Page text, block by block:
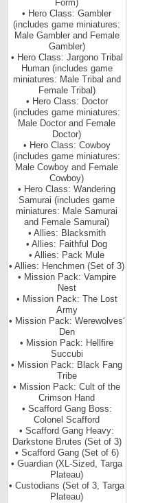
Form)
• Hero Class: Gambler
(includes game miniatures:
Male Gambler and Female
Gambler)
• Hero Class: Jargono Tribal
Human (includes game
miniatures: Male Tribal and
Female Tribal)
• Hero Class: Doctor
(includes game miniatures:
Male Doctor and Female
Doctor)
• Hero Class: Cowboy
(includes game miniatures:
Male Cowboy and Female
Cowboy)
• Hero Class: Wandering
Samurai (includes game
miniatures: Male Samurai
and Female Samurai)
• Allies: Blacksmith
• Allies: Faithful Dog
• Allies: Pack Mule
• Allies: Henchmen (Set of 3)
• Mission Pack: Vampire
Nest
• Mission Pack: The Lost
Army
• Mission Pack: Werewolves‘
Den
• Mission Pack: Hellfire
Succubi
• Mission Pack: Black Fang
Tribe
• Mission Pack: Cult of the
Crimson Hand
• Scafford Gang Boss:
Colonel Scafford
• Scafford Gang Heavy:
Darkstone Brutes (Set of 3)
• Scafford Gang (Set of 6)
• Guardian (XL-Sized, Targa
Plateau)
• Custodians (Set of 3, Targa
Plateau)